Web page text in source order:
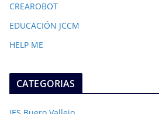
CREAROBOT
EDUCACIÓN JCCM
HELP ME
CATEGORIAS